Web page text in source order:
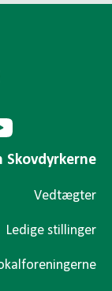
Skovdyrkerne
Vedtægter
Ledige stillinger